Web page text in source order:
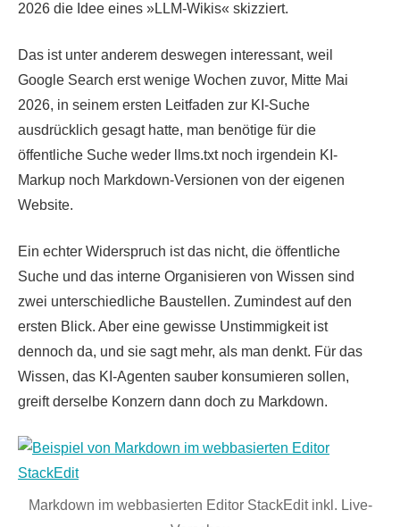
2026 die Idee eines »LLM-Wikis« skizziert.
Das ist unter anderem deswegen interessant, weil
Google Search erst wenige Wochen zuvor, Mitte Mai
2026, in seinem ersten Leitfaden zur KI-Suche
ausdrücklich gesagt hatte, man benötige für die
öffentliche Suche weder llms.txt noch irgendein KI-
Markup noch Markdown-Versionen von der eigenen
Website.
Ein echter Widerspruch ist das nicht, die öffentliche
Suche und das interne Organisieren von Wissen sind
zwei unterschiedliche Baustellen. Zumindest auf den
ersten Blick. Aber eine gewisse Unstimmigkeit ist
dennoch da, und sie sagt mehr, als man denkt. Für das
Wissen, das KI-Agenten sauber konsumieren sollen,
greift derselbe Konzern dann doch zu Markdown.
Markdown im webbasierten Editor StackEdit inkl. Live-